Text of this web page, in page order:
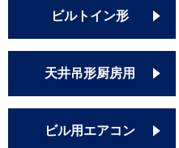
ビルトイン形
天井吊形厨房用
ビル用エアコン